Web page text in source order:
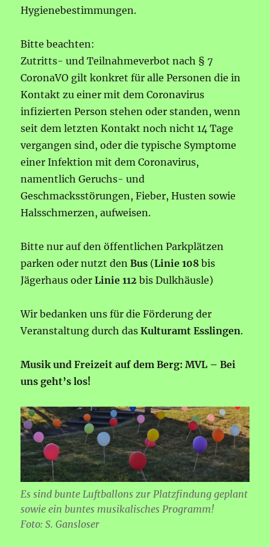
Hygienebestimmungen.
Bitte beachten:
Zutritts- und Teilnahmeverbot nach § 7
CoronaVO gilt konkret für alle Personen die in
Kontakt zu einer mit dem Coronavirus
infizierten Person stehen oder standen, wenn
seit dem letzten Kontakt noch nicht 14 Tage
vergangen sind, oder die typische Symptome
einer Infektion mit dem Coronavirus,
namentlich Geruchs- und
Geschmacksstörungen, Fieber, Husten sowie
Halsschmerzen, aufweisen.
Bitte nur auf den öffentlichen Parkplätzen
parken oder nutzt denBus (Linie 108 bis
Jägerhaus oderLinie 112 bis Dulkhäusle)
Wir bedanken uns für die Förderung der
Veranstaltung durch dasKulturamt Esslingen.
Musik und Freizeit auf dem Berg: MVL – Bei
uns geht’s los!
Es sind bunte Luftballons zur Platzfindung geplant
sowie ein buntes musikalisches Programm!
Foto: S. Gansloser